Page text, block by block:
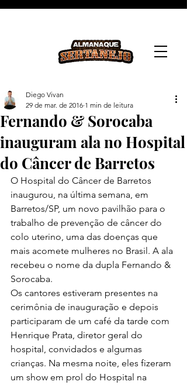
Fernando & Sorocaba
inauguram ala no Hospital
do Câncer de Barretos
Diego Vivan
29 de mar. de 2016 1 min de leitura
O Hospital do Câncer de Barretos
inaugurou, na última semana, em
Barretos/SP, um novo pavilhão para o
trabalho de prevenção de câncer do
colo uterino, uma das doenças que
mais acomete mulheres no Brasil. A ala
recebeu o nome da dupla Fernando &
Sorocaba.
Os cantores estiveram presentes na
cerimônia de inauguração e depois
participaram de um café da tarde com
Henrique Prata, diretor geral do
hospital, convidados e algumas
crianças. Na mesma noite, eles fizeram
um show em prol do Hospital na